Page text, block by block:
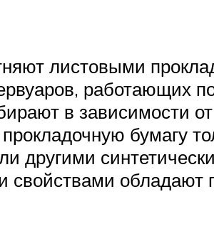
листовыми
работающих
в зависимости
бумагу
другими
обладают